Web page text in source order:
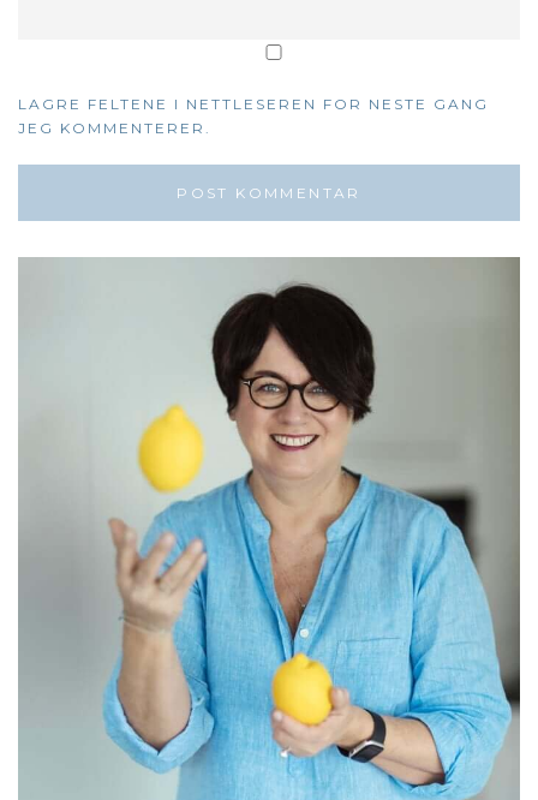
LAGRE FELTENE I NETTLESEREN FOR NESTE GANG
JEG KOMMENTERER.